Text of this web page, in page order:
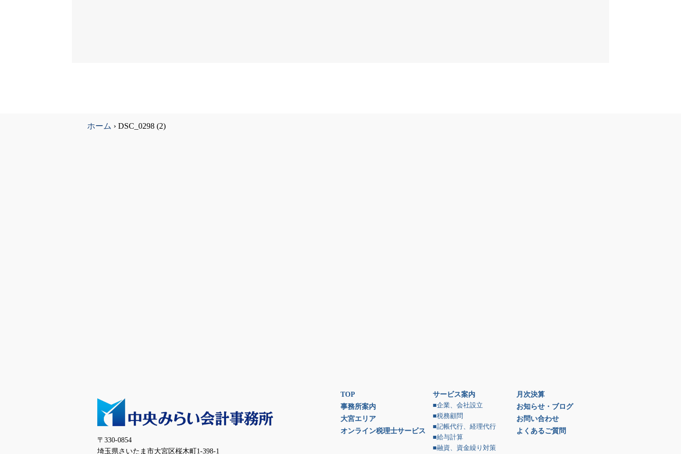
ホーム › DSC_0298 (2)
〒330-0854
埼玉県さいたま市大宮区桜木町1-398-1
TOP
事務所案内
大宮エリア
オンライン税理士サービス
サービス案内
■企業、会社設立
■税務顧問
■記帳代行、経理代行
■給与計算
■融資、資金繰り対策
月次決算
お知らせ・ブログ
お問い合わせ
よくあるご質問